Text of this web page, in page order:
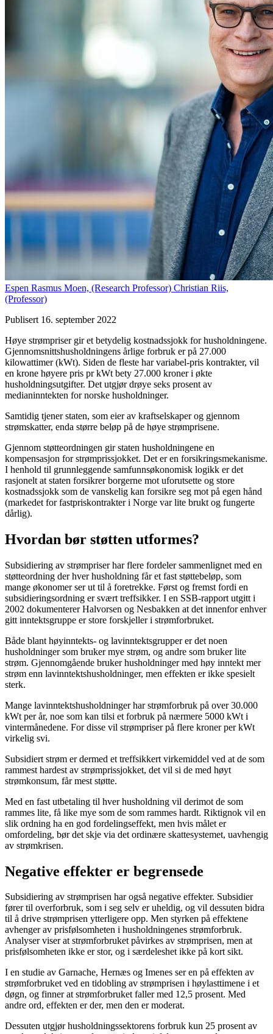
Espen Rasmus Moen, (Research Professor) Christian Riis,
(Professor)
Publisert 16. september 2022
Høye strømpriser gir et betydelig kostnadssjokk for husholdningene.
Gjennomsnittshusholdningens årlige forbruk er på 27.000
kilowattimer (kWt). Siden de fleste har variabel-pris kontrakter, vil
en krone høyere pris pr kWt bety 27.000 kroner i økte
husholdningsutgifter. Det utgjør drøye seks prosent av
medianinntekten for norske husholdninger.
Samtidig tjener staten, som eier av kraftselskaper og gjennom
strømskatter, enda større beløp på de høye strømprisene.
Gjennom støtteordningen gir staten husholdningene en
kompensasjon for strømprissjokket. Det er en forsikringsmekanisme.
I henhold til grunnleggende samfunnsøkonomisk logikk er det
rasjonelt at staten forsikrer borgerne mot uforutsette og store
kostnadssjokk som de vanskelig kan forsikre seg mot på egen hånd
(markedet for fastpriskontrakter i Norge var lite brukt og fungerte
dårlig).
Hvordan bør støtten utformes?
Subsidiering av strømpriser har flere fordeler sammenlignet med en
støtteordning der hver husholdning får et fast støttebeløp, som
mange økonomer ser ut til å foretrekke. Først og fremst fordi en
subsidieringsordning er svært treffsikker. I en SSB-rapport utgitt i
2002 dokumenterer Halvorsen og Nesbakken at det innenfor enhver
gitt inntektsgruppe er store forskjeller i strømforbruket.
Både blant høyinntekts- og lavinntektsgrupper er det noen
husholdninger som bruker mye strøm, og andre som bruker lite
strøm. Gjennomgående bruker husholdninger med høy inntekt mer
strøm enn lavinntektshusholdninger, men effekten er ikke spesielt
sterk.
Mange lavinntektshusholdninger har strømforbruk på over 30.000
kWt per år, noe som kan tilsi et forbruk på nærmere 5000 kWt i
vintermånedene. For disse vil strømpriser på flere kroner per kWt
virkelig svi.
Subsidiert strøm er dermed et treffsikkert virkemiddel ved at de som
rammest hardest av strømprissjokket, det vil si de med høyt
strømkonsum, får mest støtte.
Med en fast utbetaling til hver husholdning vil derimot de som
rammes lite, få like mye som de som rammes hardt. Riktignok vil en
slik ordning ha en god fordelingseffekt, men hvis målet er
omfordeling, bør det skje via det ordinære skattesystemet, uavhengig
av strømkrisen.
Negative effekter er begrensede
Subsidiering av strømprisen har også negative effekter. Subsidier
fører til overforbruk, som i seg selv er uheldig, og vil dessuten bidra
til å drive strømprisen ytterligere opp. Men styrken på effektene
avhenger av prisfølsomheten i husholdningenes strømforbruk.
Analyser viser at strømforbruket påvirkes av strømprisen, men at
prisfølsomheten ikke er stor, og i særdeleshet ikke på kort sikt.
I en studie av Garnache, Hernæs og Imenes ser en på effekten av
strømforbruket ved en tidobling av strømprisen i høylasttimene i et
døgn, og finner at strømforbruket faller med 12,5 prosent. Med
andre ord, effekten er der, men den er moderat.
Dessuten utgjør husholdningssektorens forbruk kun 25 prosent av